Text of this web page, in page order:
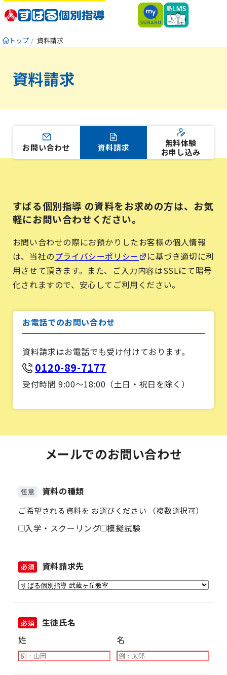
トップ 資料請求
資料請求
お問い合わせ 資料請求
無料体験
お申し込み
すばる個別指導 の資料をお求めの方は、お気
軽にお問い合わせください。
お問い合わせの際にお預かりしたお客様の個人情報
は、当社のプライバシーポリシー
に基づき適切に利
用させて頂きます。また、ご入力内容はSSLにて暗号
化されますので、安心してご利用ください。
お電話でのお問い合わせ
資料請求はお電話でも受け付けております。
0120-89-7177
受付時間 9:00～18:00（土日・祝日を除く）
メールでのお問い合わせ
任意 資料の種類
ご希望される資料を お選びください （複数選択可）
入学・スクーリング 模擬試験
必須 資料請求先
必須
生徒氏名
姓
名